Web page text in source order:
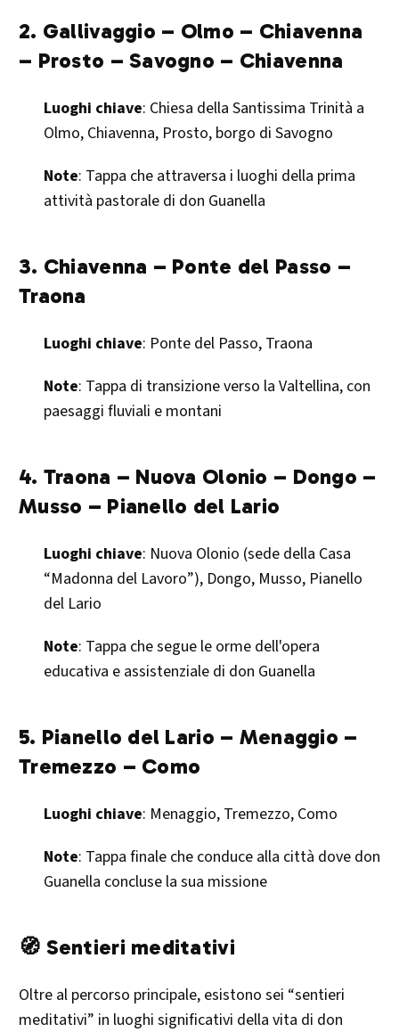
2. Gallivaggio – Olmo – Chiavenna
– Prosto – Savogno – Chiavenna
Luoghi chiave: Chiesa della Santissima Trinità a
Olmo, Chiavenna, Prosto, borgo di Savogno
Note: Tappa che attraversa i luoghi della prima
attività pastorale di don Guanella​
3. Chiavenna – Ponte del Passo –
Traona
Luoghi chiave: Ponte del Passo, Traona
Note: Tappa di transizione verso la Valtellina, con
paesaggi fluviali e montani​
4. Traona – Nuova Olonio – Dongo –
Musso – Pianello del Lario
Luoghi chiave: Nuova Olonio (sede della Casa
“Madonna del Lavoro”), Dongo, Musso, Pianello
del Lario
Note: Tappa che segue le orme dell'opera
educativa e assistenziale di don Guanella​
5. Pianello del Lario – Menaggio –
Tremezzo – Como
Luoghi chiave: Menaggio, Tremezzo, Como
Note: Tappa finale che conduce alla città dove don
Guanella concluse la sua missione​
🧭 Sentieri meditativi
Oltre al percorso principale, esistono sei “sentieri
meditativi” in luoghi significativi della vita di don